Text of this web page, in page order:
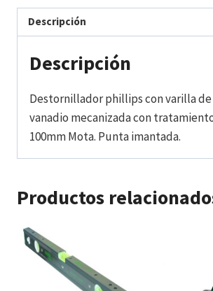
Descripción
Descripción
Destornillador phillips con varilla
vanadio mecanizada con
100mm Mota. Punta imantada.
Productos